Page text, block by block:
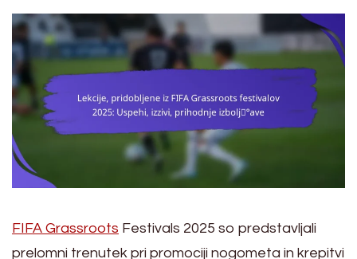
FIFA Grassroots Festivals 2025 so predstavljali
prelomni trenutek pri promociji nogometa in krepitvi